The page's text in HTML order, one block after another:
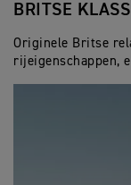
BRITSE
Originele Britse
rijeigenschappen,